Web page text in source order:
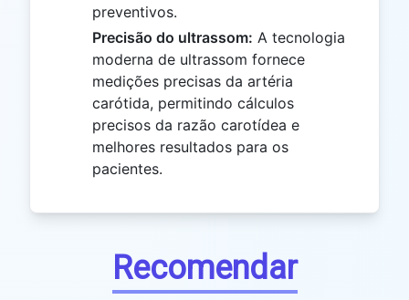
preventivos.
Precisão do ultrassom: A tecnologia
moderna de ultrassom fornece
medições precisas da artéria
carótida, permitindo cálculos
precisos da razão carotídea e
melhores resultados para os
pacientes.
Recomendar